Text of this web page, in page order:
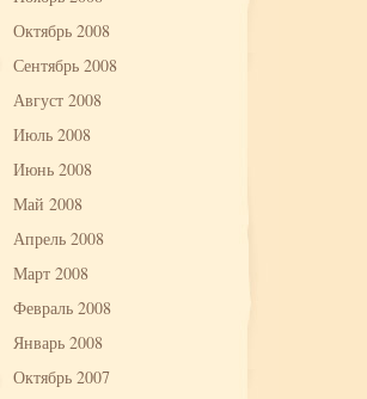
Октябрь 2008
Сентябрь 2008
Август 2008
Июль 2008
Июнь 2008
Май 2008
Апрель 2008
Март 2008
Февраль 2008
Январь 2008
Октябрь 2007